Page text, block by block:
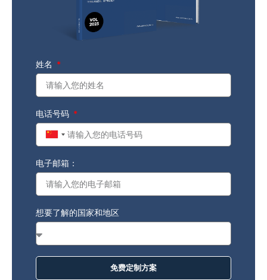
姓名
电话号码
China
电子邮箱：
想要了解的国家和地区
免费定制方案